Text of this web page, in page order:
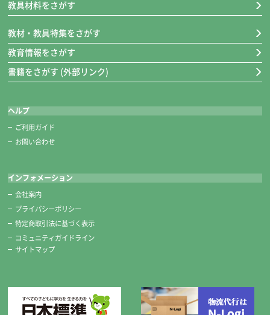
教具材料をさがす
教材・教具特集をさがす
教育情報をさがす
書籍をさがす (外部リンク)
ヘルプ
ご利用ガイド
お問い合わせ
インフォメーション
会社案内
プライバシーポリシー
特定商取引法に基づく表示
コミュニティガイドライン
サイトマップ